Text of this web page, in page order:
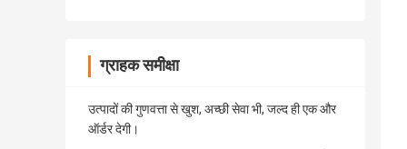
ग्राहक समीक्षा
उत्पादों की गुणवत्ता से खुश, अच्छी सेवा भी, जल्द ही एक और
ऑर्डर देगी।